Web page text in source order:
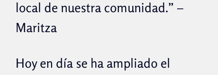
local de nuestra comunidad.” –
Maritza
Hoy en día se ha ampliado el